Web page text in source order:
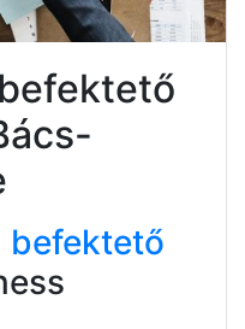
befektető